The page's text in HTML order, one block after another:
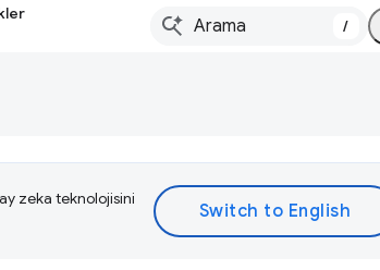
/
zeka teknolojisini